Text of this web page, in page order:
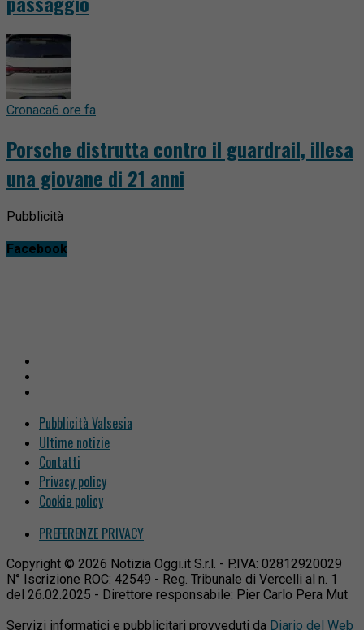
Cronaca6 ore fa
Porsche distrutta contro il guardrail, illesa
una giovane di 21 anni
Pubblicità
Facebook
Pubblicità Valsesia
Ultime notizie
Contatti
Privacy policy
Cookie policy
PREFERENZE PRIVACY
Copyright © 2026 Notizia Oggi.it S.r.l. - P.IVA: 02812920029
N° Iscrizione ROC: 42549 - Reg. Tribunale di Vercelli al n. 1
del 26.02.2025 - Direttore responsabile: Pier Carlo Pera Mut
Servizi informatici e pubblicitari provveduti da Diario del Web